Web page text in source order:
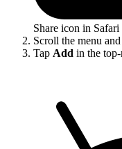
Share icon in Safari
Scroll the menu
Tap Add in the